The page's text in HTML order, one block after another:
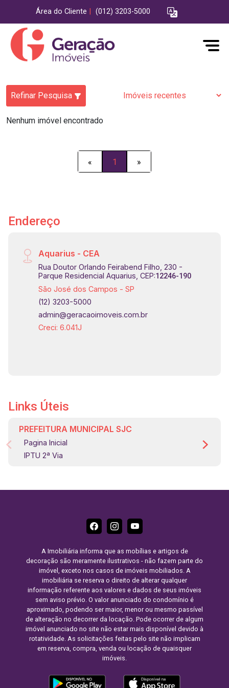
Área do Cliente (012) 3203-5000
Refinar Pesquisa
Nenhum imóvel encontrado
« 1 »
Endereço
Aquarius - CEA
Rua Doutor Orlando Feirabend Filho, 230 -
Parque Residencial Aquarius, CEP:12246-190
São José dos Campos - SP
(12) 3203-5000
admin@geracaoimoveis.com.br
Creci: 6.041J
Links Úteis
PREFEITURA MUNICIPAL SJC
Pagina Inicial
IPTU 2ª Via
A Imobiliária informa que as mobílias e artigos de
decoração são meramente ilustrativos - não fazem parte do
imóvel, exceto nos casos de imóveis mobiliados. A
imobiliária se reserva o direito de alterar qualquer
informação referente aos valores e dados de seus imóveis
sem aviso prévio. O valor anunciado do condomínio é
aproximado, podendo ser maior, menor ou mesmo passível
de alteração no decorrer da locação. Pode ocorrer de algum
imóvel anunciado no site não estar mais disponível devido à
rotatividade. As solicitações feitas pelo site não implicam
em reserva, compra, venda ou locação de quaisquer
imóveis.